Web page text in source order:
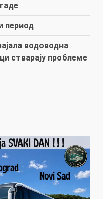
период
водоводна
стварају проблеме